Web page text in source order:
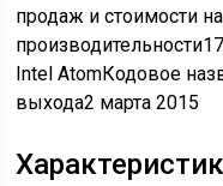
продаж и стоимости
Intel AtomКодовое
выхода2 марта 2015